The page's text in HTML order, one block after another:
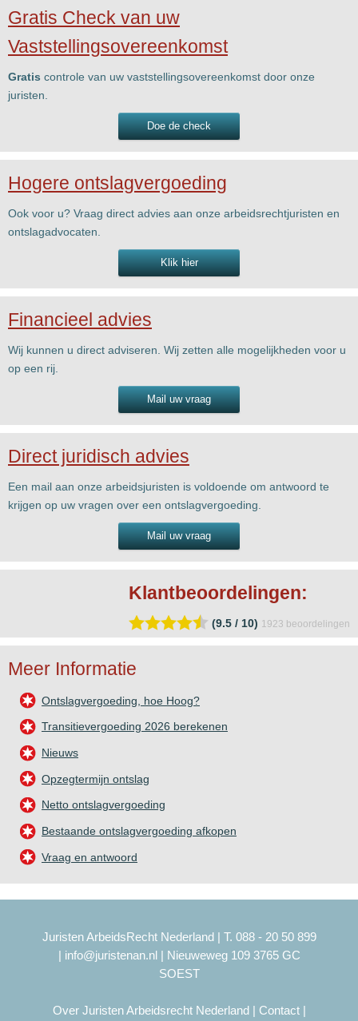
Gratis Check van uw
Vaststellingsovereenkomst
Gratis controle van uw vaststellingsovereenkomst door onze
juristen.
Doe de check
Hogere ontslagvergoeding
Ook voor u? Vraag direct advies aan onze arbeidsrechtjuristen en
ontslagadvocaten.
Klik hier
Financieel advies
Wij kunnen u direct adviseren. Wij zetten alle mogelijkheden voor u
op een rij.
Mail uw vraag
Direct juridisch advies
Een mail aan onze arbeidsjuristen is voldoende om antwoord te
krijgen op uw vragen over een ontslagvergoeding.
Mail uw vraag
Klantbeoordelingen:
(9.5 / 10) 1923 beoordelingen
Meer Informatie
Ontslagvergoeding, hoe Hoog?
Transitievergoeding 2026 berekenen
Nieuws
Opzegtermijn ontslag
Netto ontslagvergoeding
Bestaande ontslagvergoeding afkopen
Vraag en antwoord
Juristen ArbeidsRecht Nederland | T. 088 - 20 50 899
| info@juristenan.nl| Nieuweweg 109 3765 GC
SOEST
Over Juristen Arbeidsrecht Nederland| Contact|